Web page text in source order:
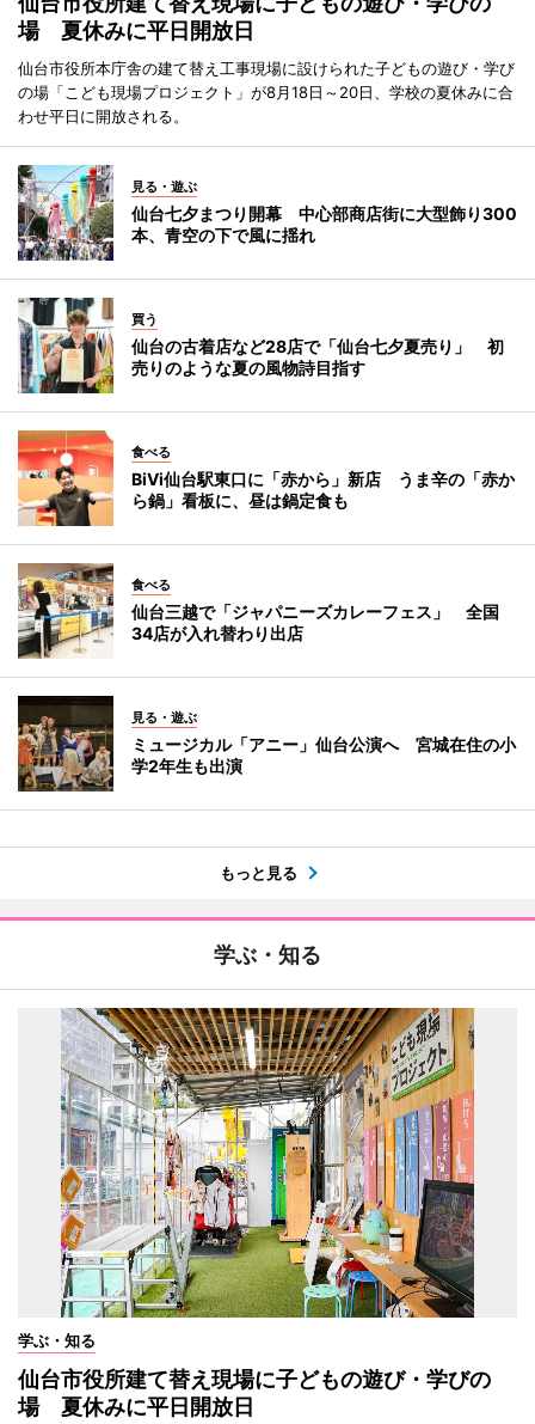
場 夏休みに平日開放日
仙台市役所本庁舎の建て替え工事現場に設けられた子どもの遊び・学び
の場「こども現場プロジェクト」が8月18日～20日、学校の夏休みに合
わせ平日に開放される。
見る・遊ぶ
仙台七夕まつり開幕 中心部商店街に大型飾り300
本、青空の下で風に揺れ
買う
仙台の古着店など28店で「仙台七夕夏売り」 初
売りのような夏の風物詩目指す
食べる
BiVi仙台駅東口に「赤から」新店 うま辛の「赤か
ら鍋」看板に、昼は鍋定食も
食べる
仙台三越で「ジャパニーズカレーフェス」 全国
34店が入れ替わり出店
見る・遊ぶ
ミュージカル「アニー」仙台公演へ 宮城在住の小
学2年生も出演
もっと見る
学ぶ・知る
学ぶ・知る
仙台市役所建て替え現場に子どもの遊び・学びの
場 夏休みに平日開放日